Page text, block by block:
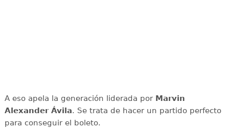
A eso apela la generación liderada por Marvin
Alexander Ávila. Se trata de hacer un partido perfecto
para conseguir el boleto.